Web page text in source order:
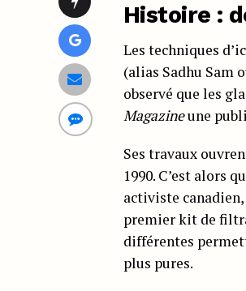
Histoire :
Les techniques
(alias Sadhu Sam
observé que les
Magazineune
Ses travaux
1990. C’est alors
activiste
premier kit de
différentes
plus pures.